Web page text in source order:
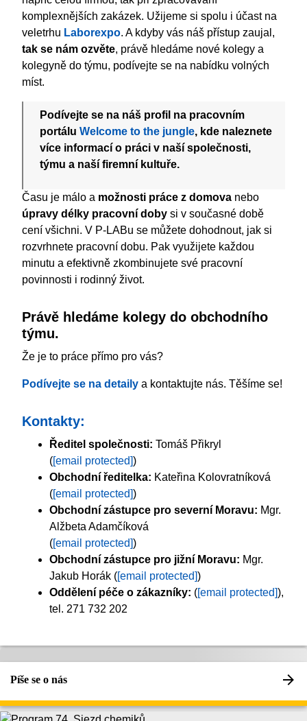
komplexnějších zakázek. Užijeme si spolu i účast na
veletrhu Laborexpo. A kdyby vás náš přístup zaujal,
tak se nám ozvěte, právě hledáme nové kolegy a
kolegyně do týmu, podívejte se na nabídku volných
míst.
Podívejte se na náš profil na pracovním
portáluWelcome to the jungle, kde naleznete
více informací o práci v naší společnosti,
týmu a naší firemní kultuře.
Času je málo a možnosti práce z domova nebo
úpravy délky pracovní doby si v současné době
cení všichni. V P-LABu se můžete dohodnout, jak si
rozvrhnete pracovní dobu. Pak využijete každou
minutu a efektivně zkombinujete své pracovní
povinnosti i rodinný život.
Právě hledáme kolegy do obchodního
týmu.
Že je to práce přímo pro vás?
Podívejte se na detaily a kontaktujte nás. Těšíme se!
Kontakty:
Ředitel společnosti: Tomáš Přikryl
([email protected])
Obchodní ředitelka: Kateřina Kolovratníková
([email protected])
Obchodní zástupce pro severní Moravu: Mgr.
Alžbeta Adamčíková
([email protected])
Obchodní zástupce pro jižní Moravu: Mgr.
Jakub Horák ([email protected])
Oddělení péče o zákazníky: ([email protected]),
tel. 271 732 202
Píše se o nás